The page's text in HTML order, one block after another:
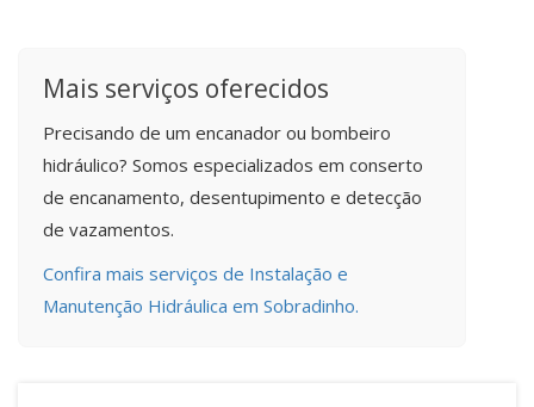
Mais serviços oferecidos
Precisando de um encanador ou bombeiro
hidráulico? Somos especializados em conserto
de encanamento, desentupimento e detecção
de vazamentos.
Confira mais serviços de Instalação e
Manutenção Hidráulica em Sobradinho.